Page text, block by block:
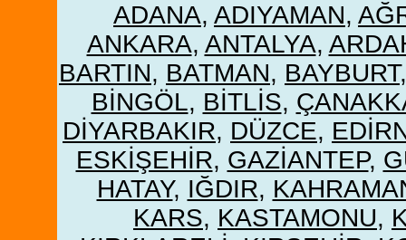
ADANA, ADIYAMAN,
ANKARA, ANTALYA,
BARTIN, BATMAN, BAYBURT
BİNGÖL, BİTLİS,
DİYARBAKIR, DÜZCE,
ESKİŞEHİR, GAZİANTEP,
HATAY, IĞDIR,
KARS, KASTAMONU,